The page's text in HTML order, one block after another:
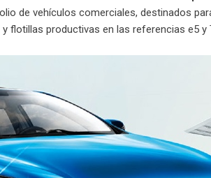
de vehículos comerciales, destinados
flotillas productivas en las referencias e5 y